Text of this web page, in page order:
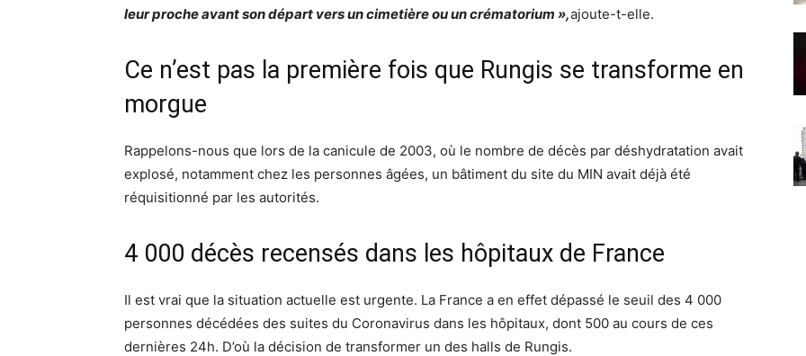
leur proche avant son départ vers un cimetière ou un crématorium »,ajoute-t-elle.
Ce n’est pas la première fois que Rungis se transforme en
morgue
Rappelons-nous que lors de la canicule de 2003, où le nombre de décès par déshydratation avait
explosé, notamment chez les personnes âgées, un bâtiment du site du MIN avait déjà été
réquisitionné par les autorités.
4 000 décès recensés dans les hôpitaux de France
Il est vrai que la situation actuelle est urgente. La France a en effet dépassé le seuil des 4 000
personnes décédées des suites du Coronavirus dans les hôpitaux, dont 500 au cours de ces
dernières 24h. D’où la décision de transformer un des halls de Rungis.